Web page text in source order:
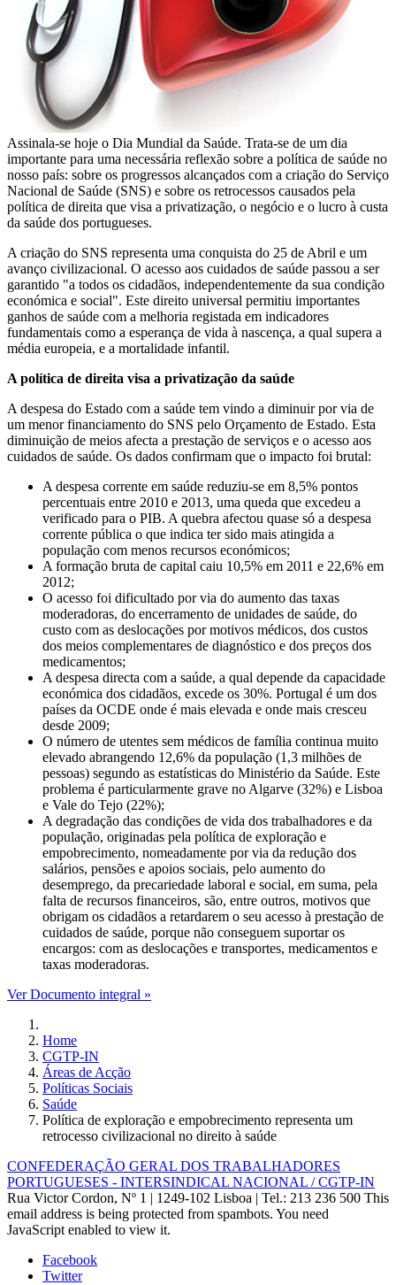
Assinala-se hoje o Dia Mundial da Saúde. Trata-se de um dia
importante para uma necessária reflexão sobre a política de saúde no
nosso país: sobre os progressos alcançados com a criação do Serviço
Nacional de Saúde (SNS) e sobre os retrocessos causados pela
política de direita que visa a privatização, o negócio e o lucro à custa
da saúde dos portugueses.
A criação do SNS representa uma conquista do 25 de Abril e um
avanço civilizacional. O acesso aos cuidados de saúde passou a ser
garantido "a todos os cidadãos, independentemente da sua condição
económica e social". Este direito universal permitiu importantes
ganhos de saúde com a melhoria registada em indicadores
fundamentais como a esperança de vida à nascença, a qual supera a
média europeia, e a mortalidade infantil.
A política de direita visa a privatização da saúde
A despesa do Estado com a saúde tem vindo a diminuir por via de
um menor financiamento do SNS pelo Orçamento de Estado. Esta
diminuição de meios afecta a prestação de serviços e o acesso aos
cuidados de saúde. Os dados confirmam que o impacto foi brutal:
A despesa corrente em saúde reduziu-se em 8,5% pontos
percentuais entre 2010 e 2013, uma queda que excedeu a
verificado para o PIB. A quebra afectou quase só a despesa
corrente pública o que indica ter sido mais atingida a
população com menos recursos económicos;
A formação bruta de capital caiu 10,5% em 2011 e 22,6% em
2012;
O acesso foi dificultado por via do aumento das taxas
moderadoras, do encerramento de unidades de saúde, do
custo com as deslocações por motivos médicos, dos custos
dos meios complementares de diagnóstico e dos preços dos
medicamentos;
A despesa directa com a saúde, a qual depende da capacidade
económica dos cidadãos, excede os 30%. Portugal é um dos
países da OCDE onde é mais elevada e onde mais cresceu
desde 2009;
O número de utentes sem médicos de família continua muito
elevado abrangendo 12,6% da população (1,3 milhões de
pessoas) segundo as estatísticas do Ministério da Saúde. Este
problema é particularmente grave no Algarve (32%) e Lisboa
e Vale do Tejo (22%);
A degradação das condições de vida dos trabalhadores e da
população, originadas pela política de exploração e
empobrecimento, nomeadamente por via da redução dos
salários, pensões e apoios sociais, pelo aumento do
desemprego, da precariedade laboral e social, em suma, pela
falta de recursos financeiros, são, entre outros, motivos que
obrigam os cidadãos a retardarem o seu acesso à prestação de
cuidados de saúde, porque não conseguem suportar os
encargos: com as deslocações e transportes, medicamentos e
taxas moderadoras.
Ver Documento integral »
Home
CGTP-IN
Áreas de Acção
Políticas Sociais
Saúde
Política de exploração e empobrecimento representa um
retrocesso civilizacional no direito à saúde
CONFEDERAÇÃO GERAL DOS TRABALHADORES
PORTUGUESES - INTERSINDICAL NACIONAL / CGTP-IN
Rua Victor Cordon, Nº 1 | 1249-102 Lisboa | Tel.: 213 236 500 This
email address is being protected from spambots. You need
JavaScript enabled to view it.
Facebook
Twitter